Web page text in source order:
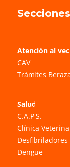
Secciones
Atención al
CAV
Trámites
Salud
C.A.P.S.
Clínica
Desfibriladores
Dengue